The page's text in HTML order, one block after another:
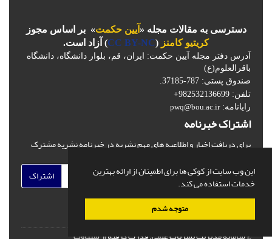
این وب سایت از کوکی ها برای اطمینان از ارائه بهترین
خدمات استفاده می کند.
متوجه شدم
دسترسی به مقالات مجله « آیین حکمت» بر اساس مجوز
کریتیو کامنز (
CC BY-NC) آزاد است.
آدرس دفتر مجله آیین حکمت: ایران، قم، بلوار دانشگاه، دانشگاه
باقرالعلوم(ع)
صندوق پستی: 787-37185.
تلفن: 982532136699+
رایانامه:pwq@bou.ac.ir
اشتراک خبرنامه
برای دریافت اخبار و اطلاعیه های مهم نشریه در خبرنامه نشریه مشترک
اشتراک